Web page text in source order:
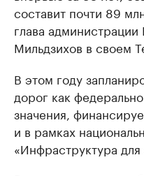
составит почти 89
глава администрации
Мильдзихов в своем
В этом году
дорог как
значения,
и в рамках
«Инфраструктура для